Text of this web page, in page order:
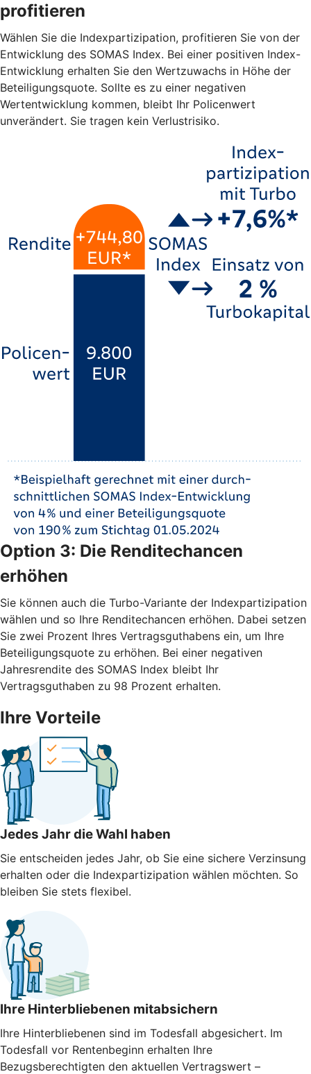
profitieren
Wählen Sie die Indexpartizipation, profitieren Sie von der
Entwicklung des SOMAS Index. Bei einer positiven Index-
Entwicklung erhalten Sie den Wertzuwachs in Höhe der
Beteiligungsquote. Sollte es zu einer negativen
Wertentwicklung kommen, bleibt Ihr Policenwert
unverändert. Sie tragen kein Verlustrisiko.
Option 3: Die Renditechancen
erhöhen
Sie können auch die Turbo-Variante der Indexpartizipation
wählen und so Ihre Renditechancen erhöhen. Dabei setzen
Sie zwei Prozent Ihres Vertragsguthabens ein, um Ihre
Beteiligungsquote zu erhöhen. Bei einer negativen
Jahresrendite des SOMAS Index bleibt Ihr
Vertragsguthaben zu 98 Prozent erhalten.
Ihre Vorteile
Jedes Jahr die Wahl haben
Sie entscheiden jedes Jahr, ob Sie eine sichere Verzinsung
erhalten oder die Indexpartizipation wählen möchten. So
bleiben Sie stets flexibel.
Ihre Hinterbliebenen mitabsichern
Ihre Hinterbliebenen sind im Todesfall abgesichert. Im
Todesfall vor Rentenbeginn erhalten Ihre
Bezugsberechtigten den aktuellen Vertragswert –